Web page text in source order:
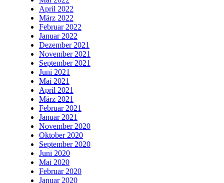
April 2022
März 2022
Februar 2022
Januar 2022
Dezember 2021
November 2021
September 2021
Juni 2021
Mai 2021
April 2021
März 2021
Februar 2021
Januar 2021
November 2020
Oktober 2020
September 2020
Juni 2020
Mai 2020
Februar 2020
Januar 2020